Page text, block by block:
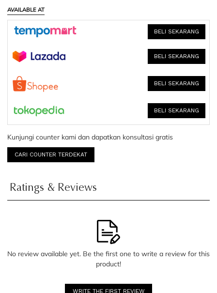
AVAILABLE AT
BELI SEKARANG
BELI SEKARANG
BELI SEKARANG
BELI SEKARANG
Kunjungi counter kami dan dapatkan konsultasi gratis
CARI COUNTER TERDEKAT
Ratings & Reviews
No review available yet. Be the first one to write a review for this
product!
WRITE THE FIRST REVIEW